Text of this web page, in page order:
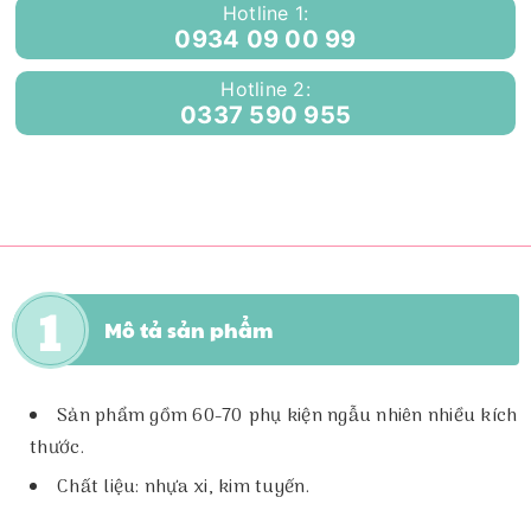
Hotline 1:
0934 09 00 99
Hotline 2:
0337 590 955
Mô tả sản phẩm
Sản phẩm gồm 60-70 phụ kiện ngẫu nhiên nhiều kích
thước.
Chất liệu: nhựa xi, kim tuyến.